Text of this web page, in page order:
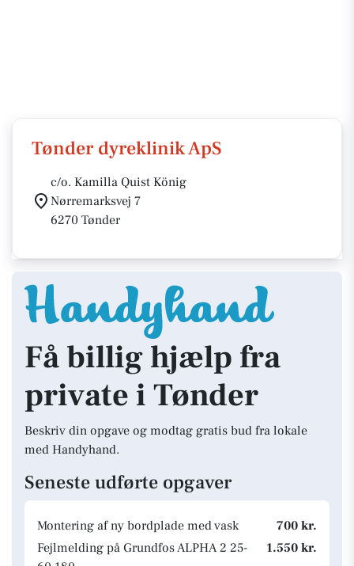
Tønder dyreklinik ApS
c/o. Kamilla Quist König
Nørremarksvej 7
6270 Tønder
Få billig hjælp fra
private i Tønder
Beskriv din opgave og modtag gratis bud fra lokale
med Handyhand.
Seneste udførte opgaver
Montering af ny bordplade med vask
700 kr.
Fejlmelding på Grundfos ALPHA 2 25-
1.550 kr.